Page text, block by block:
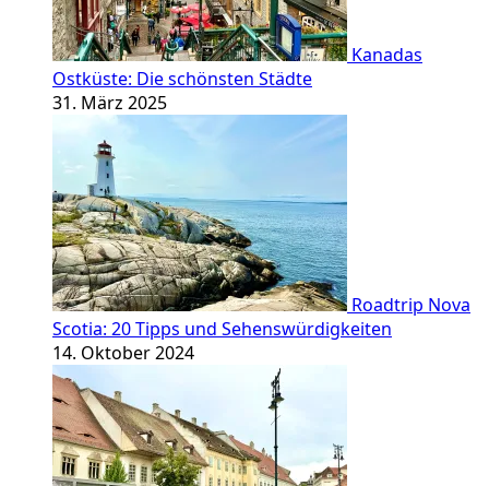
Kanadas
Ostküste: Die schönsten Städte
31. März 2025
Roadtrip Nova
Scotia: 20 Tipps und Sehenswürdigkeiten
14. Oktober 2024